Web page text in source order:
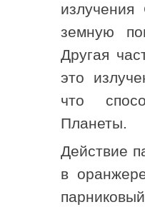
земную
Другая
это
что
Планеты.
Действие
в